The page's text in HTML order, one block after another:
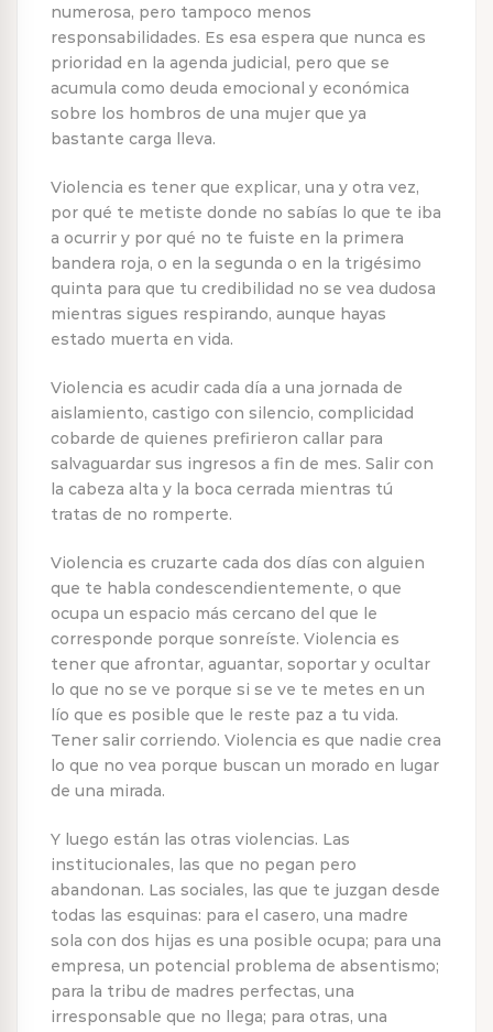
numerosa, pero tampoco menos
responsabilidades. Es esa espera que nunca es
prioridad en la agenda judicial, pero que se
acumula como deuda emocional y económica
sobre los hombros de una mujer que ya
bastante carga lleva.
Violencia es tener que explicar, una y otra vez,
por qué te metiste donde no sabías lo que te iba
a ocurrir y por qué no te fuiste en la primera
bandera roja, o en la segunda o en la trigésimo
quinta para que tu credibilidad no se vea dudosa
mientras sigues respirando, aunque hayas
estado muerta en vida.
Violencia es acudir cada día a una jornada de
aislamiento, castigo con silencio, complicidad
cobarde de quienes prefirieron callar para
salvaguardar sus ingresos a fin de mes. Salir con
la cabeza alta y la boca cerrada mientras tú
tratas de no romperte.
Violencia es cruzarte cada dos días con alguien
que te habla condescendientemente, o que
ocupa un espacio más cercano del que le
corresponde porque sonreíste. Violencia es
tener que afrontar, aguantar, soportar y ocultar
lo que no se ve porque si se ve te metes en un
lío que es posible que le reste paz a tu vida.
Tener salir corriendo. Violencia es que nadie crea
lo que no vea porque buscan un morado en lugar
de una mirada.
Y luego están las otras violencias. Las
institucionales, las que no pegan pero
abandonan. Las sociales, las que te juzgan desde
todas las esquinas: para el casero, una madre
sola con dos hijas es una posible ocupa; para una
empresa, un potencial problema de absentismo;
para la tribu de madres perfectas, una
irresponsable que no llega; para otras, una